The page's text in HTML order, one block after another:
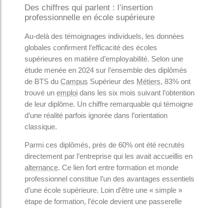
Des chiffres qui parlent : l’insertion
professionnelle en école supérieure
Au-delà des témoignages individuels, les données
globales confirment l’efficacité des écoles
supérieures en matière d’employabilité. Selon une
étude menée en 2024 sur l’ensemble des diplômés
de BTS du Campus Supérieur des Métiers, 83% ont
trouvé un emploi dans les six mois suivant l’obtention
de leur diplôme. Un chiffre remarquable qui témoigne
d’une réalité parfois ignorée dans l’orientation
classique.
Parmi ces diplômés, près de 60% ont été recrutés
directement par l’entreprise qui les avait accueillis en
alternance. Ce lien fort entre formation et monde
professionnel constitue l’un des avantages essentiels
d’une école supérieure. Loin d’être une « simple »
étape de formation, l’école devient une passerelle